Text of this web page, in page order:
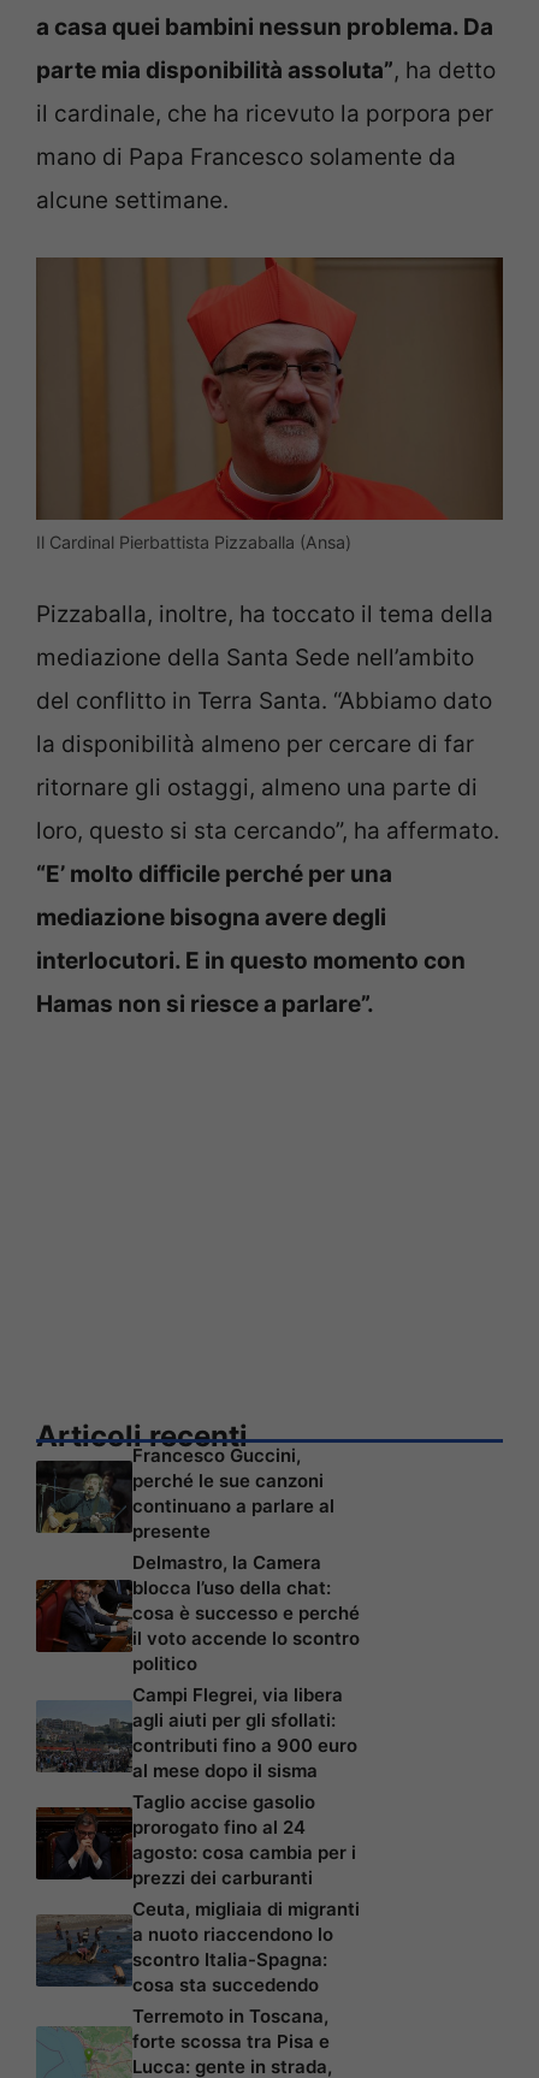
a casa quei bambini nessun problema. Da
parte mia disponibilità assoluta”, ha detto
il cardinale, che ha ricevuto la porpora per
mano di Papa Francesco solamente da
alcune settimane.
Il Cardinal Pierbattista Pizzaballa (Ansa)
Pizzaballa, inoltre, ha toccato il tema della
mediazione della Santa Sede nell’ambito
del conflitto in Terra Santa. “Abbiamo dato
la disponibilità almeno per cercare di far
ritornare gli ostaggi, almeno una parte di
loro, questo si sta cercando”, ha affermato.
“E’ molto difficile perché per una
mediazione bisogna avere degli
interlocutori. E in questo momento con
Hamas non si riesce a parlare”.
Articoli recenti
Francesco Guccini,
perché le sue canzoni
continuano a parlare al
presente
Delmastro, la Camera
blocca l’uso della chat:
cosa è successo e perché
il voto accende lo scontro
politico
Campi Flegrei, via libera
agli aiuti per gli sfollati:
contributi fino a 900 euro
al mese dopo il sisma
Taglio accise gasolio
prorogato fino al 24
agosto: cosa cambia per i
prezzi dei carburanti
Ceuta, migliaia di migranti
a nuoto riaccendono lo
scontro Italia-Spagna:
cosa sta succedendo
Terremoto in Toscana,
forte scossa tra Pisa e
Lucca: gente in strada,